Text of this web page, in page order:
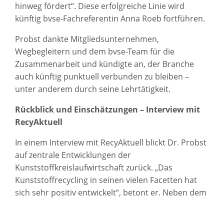
hinweg fördert“. Diese erfolgreiche Linie wird
künftig bvse-Fachreferentin Anna Roeb fortführen.
Probst dankte Mitgliedsunternehmen,
Wegbegleitern und dem bvse-Team für die
Zusammenarbeit und kündigte an, der Branche
auch künftig punktuell verbunden zu bleiben –
unter anderem durch seine Lehrtätigkeit.
Rückblick und Einschätzungen – Interview mit
RecyAktuell
In einem Interview mit RecyAktuell blickt Dr. Probst
auf zentrale Entwicklungen der
Kunststoffkreislaufwirtschaft zurück. „Das
Kunststoffrecycling in seinen vielen Facetten hat
sich sehr positiv entwickelt“, betont er. Neben dem